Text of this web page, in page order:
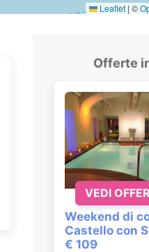
Leaflet | ©
Offerte
Weekend di
Castello con
€ 109
VEDI